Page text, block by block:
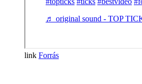
Forrás